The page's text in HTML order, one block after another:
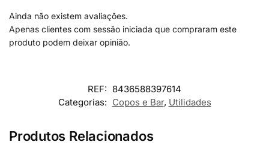
Ainda não existem avaliações.
Apenas clientes com sessão iniciada que compraram este
produto podem deixar opinião.
REF: 8436588397614
Categorias: Copos e Bar, Utilidades
Produtos Relacionados